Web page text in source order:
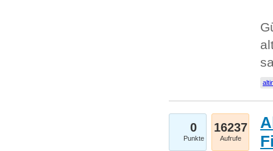
0
Punkte
16237
Aufrufe